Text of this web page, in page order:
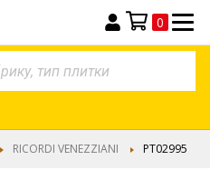
Моя корзина
0
RICORDI VENEZZIANI PT02995